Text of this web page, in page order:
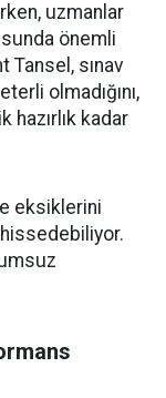
uzmanlar
önemli
sınav
olmadığını,
hazırlık kadar
eksiklerini